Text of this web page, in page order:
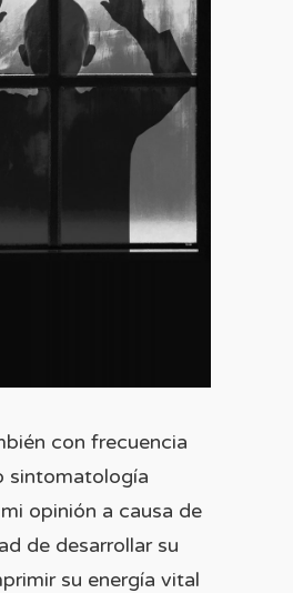
con frecuencia
sintomatología
opinión a causa de
de desarrollar su
su energía vital